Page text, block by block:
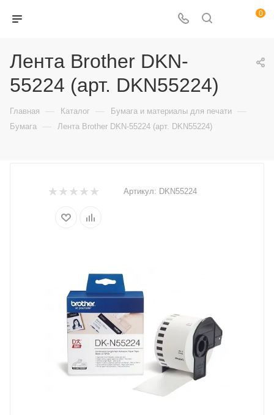
0
Лента Brother DKN-
55224 (арт. DKN55224)
Главная — Каталог — Бумага и материалы для печати —
Бумага — Лента Brother DKN-55224 (арт. DKN55224)
Артикул: DKN55224